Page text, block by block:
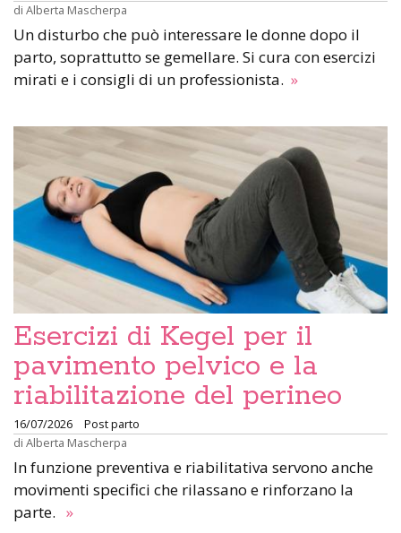
di Alberta Mascherpa
Un disturbo che può interessare le donne dopo il
parto, soprattutto se gemellare. Si cura con esercizi
mirati e i consigli di un professionista. »
Esercizi di Kegel per il
pavimento pelvico e la
riabilitazione del perineo
16/07/2026
Post parto
di Alberta Mascherpa
In funzione preventiva e riabilitativa servono anche
movimenti specifici che rilassano e rinforzano la
parte. »